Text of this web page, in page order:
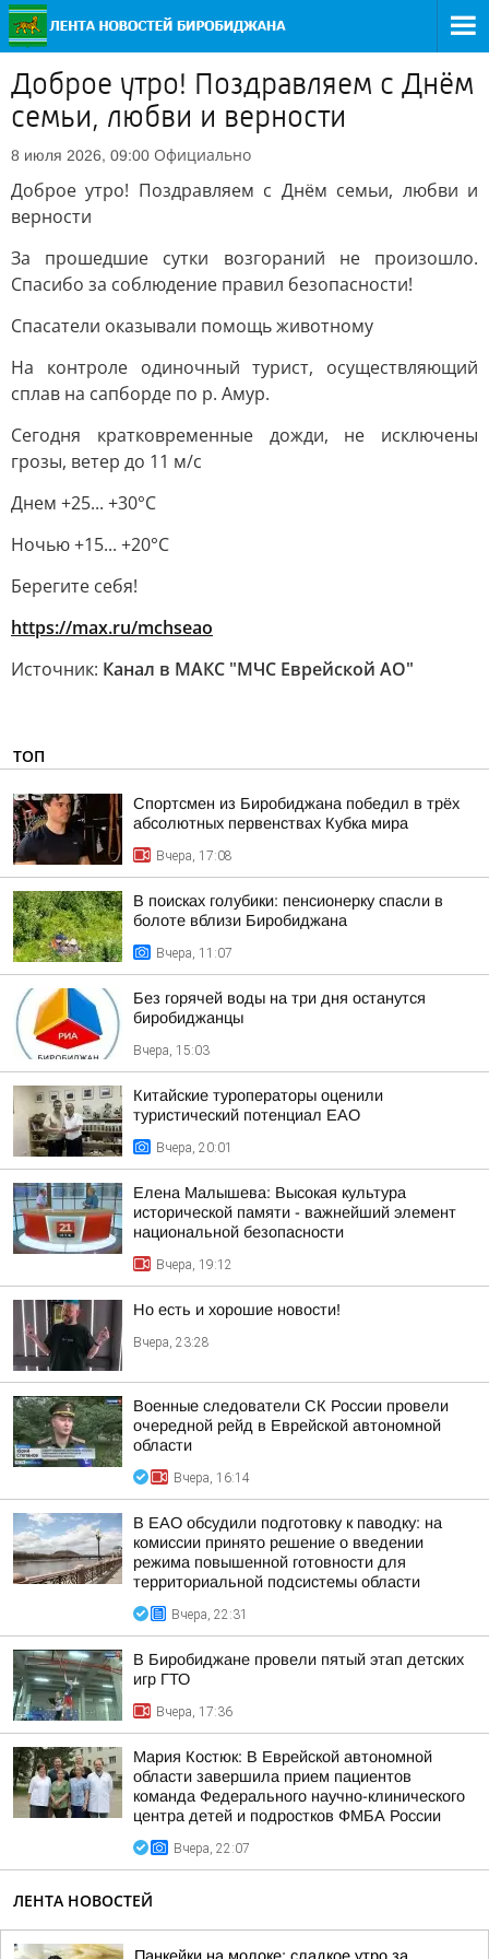
Доброе утро! Поздравляем с Днём
семьи, любви и верности
8 июля 2026, 09:00 Официально
Доброе утро! Поздравляем с Днём семьи, любви и
верности
За прошедшие сутки возгораний не произошло.
Спасибо за соблюдение правил безопасности!
Спасатели оказывали помощь животному
На контроле одиночный турист, осуществляющий
сплав на сапборде по р. Амур.
Сегодня кратковременные дожди, не исключены
грозы, ветер до 11 м/с
Днем +25... +30°С
Ночью +15... +20°С
Берегите себя!
https://max.ru/mchseao
Источник: Канал в МАКС "МЧС Еврейской АО"
ТОП
Спортсмен из Биробиджана победил в трёх
абсолютных первенствах Кубка мира
Вчера, 17:08
В поисках голубики: пенсионерку спасли в
болоте вблизи Биробиджана
Вчера, 11:07
Без горячей воды на три дня останутся
биробиджанцы
Вчера, 15:03
Китайские туроператоры оценили
туристический потенциал ЕАО
Вчера, 20:01
Елена Малышева: Высокая культура
исторической памяти - важнейший элемент
национальной безопасности
Вчера, 19:12
Но есть и хорошие новости!
Вчера, 23:28
Военные следователи СК России провели
очередной рейд в Еврейской автономной
области
Вчера, 16:14
В ЕАО обсудили подготовку к паводку: на
комиссии принято решение о введении
режима повышенной готовности для
территориальной подсистемы области
Вчера, 22:31
В Биробиджане провели пятый этап детских
игр ГТО
Вчера, 17:36
Мария Костюк: В Еврейской автономной
области завершила прием пациентов
команда Федерального научно-клинического
центра детей и подростков ФМБА России
Вчера, 22:07
ЛЕНТА НОВОСТЕЙ